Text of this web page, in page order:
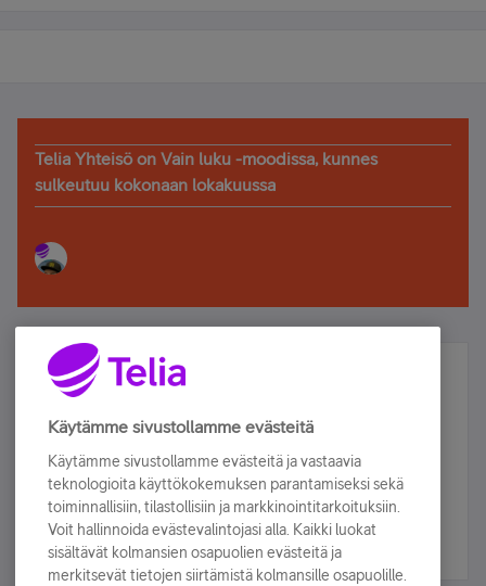
Telia Yhteisö on Vain luku -moodissa, kunnes
sulkeutuu kokonaan lokakuussa
Älä jää paitsi – osallistu ja voita!
Tilaa Telian uutiskirje ja olet mukana arvonnassa.
sähköpostiisi.
Tilaa nyt
Käytämme sivustollamme evästeitä
Käytämme sivustollamme evästeitä ja vastaavia
teknologioita käyttökokemuksen parantamiseksi sekä
toiminnallisiin, tilastollisiin ja markkinointitarkoituksiin.
Voit hallinnoida evästevalintojasi alla. Kaikki luokat
sisältävät kolmansien osapuolien evästeitä ja
merkitsevät tietojen siirtämistä kolmansille osapuolille.